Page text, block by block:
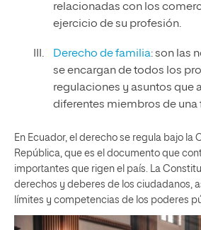
relacionadas con los
ejercicio de su profesión.
Derecho de familia: son las
se encargan de todos los
regulaciones y asuntos que
diferentes miembros de una
En Ecuador, el derecho se regula bajo la
República, que es el documento que
importantes que rigen el país. La
derechos y deberes de los ciudadanos,
límites y competencias de los poderes